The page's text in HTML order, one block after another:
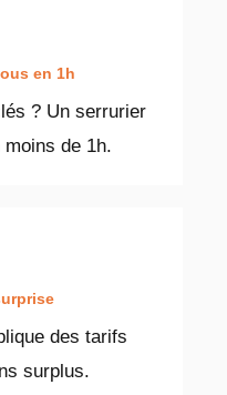
en 1h
? Un serrurier
de 1h.
des tarifs
surplus.